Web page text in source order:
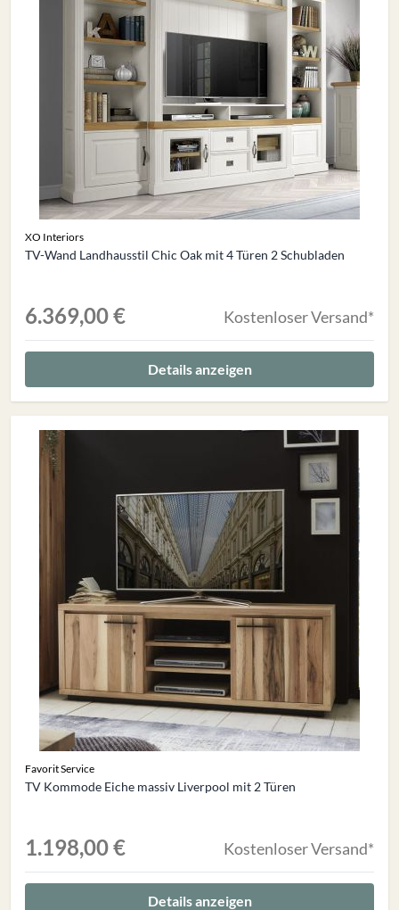
XO Interiors
TV-Wand Landhausstil Chic Oak mit 4 Türen 2 Schubladen
6.369,00 € Kostenloser Versand*
Details anzeigen
Favorit Service
TV Kommode Eiche massiv Liverpool mit 2 Türen
1.198,00 € Kostenloser Versand*
Details anzeigen